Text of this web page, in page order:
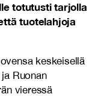
totutusti tarjolla
tuotelahjoja
keskeisellä
Ruonan
vieressä